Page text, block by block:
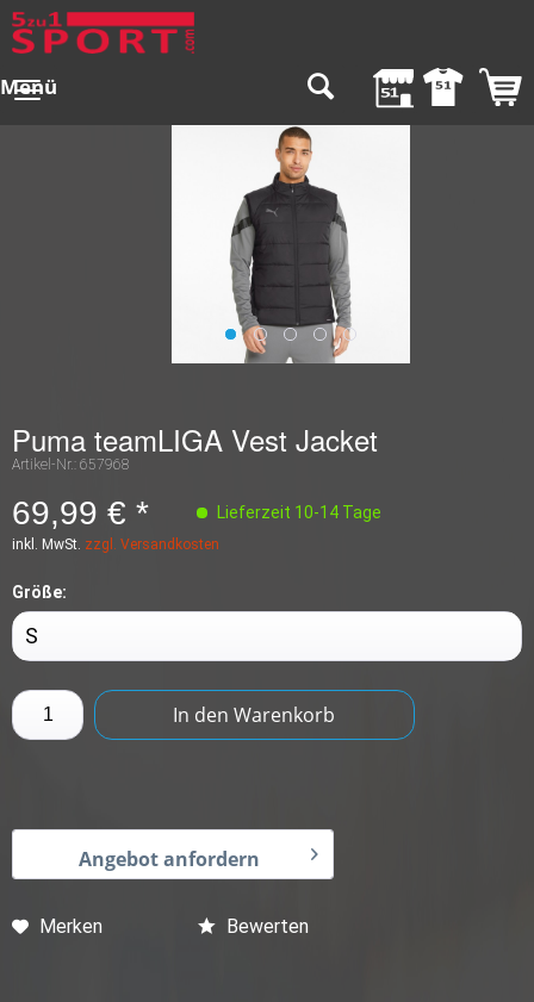
Menü
Puma teamLIGA Vest Jacket
Artikel-Nr.: 657968
69,99 € * Lieferzeit 10-14 Tage
inkl. MwSt. zzgl. Versandkosten
Größe:
In den Warenkorb
Angebot anfordern
Merken Bewerten